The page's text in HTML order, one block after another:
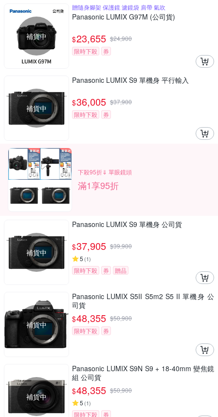
補貨中
贈隨身腳架 保護鏡 濾鏡袋 肩帶 氣吹
Panasonic LUMIX G97M (公司貨)
$23,655 $24,900
限時下殺
券
補貨中
Panasonic LUMIX S9 單機身 平行輸入
$36,005 $37,900
限時下殺
券
下殺95折⇓ 單眼鏡頭
滿1享95折
補貨中
Panasonic LUMIX S9 單機身 公司貨
$37,905 $39,900
5 (1)
限時下殺 券 贈品
補貨中
Panasonic LUMIX S5II S5m2 S5 II 單機身 公
司貨
$48,355 $50,900
限時下殺
券
補貨中
Panasonic LUMIX S9N S9 + 18-40mm 變焦鏡
組 公司貨
$48,355 $50,900
5 (1)
限時下殺 券